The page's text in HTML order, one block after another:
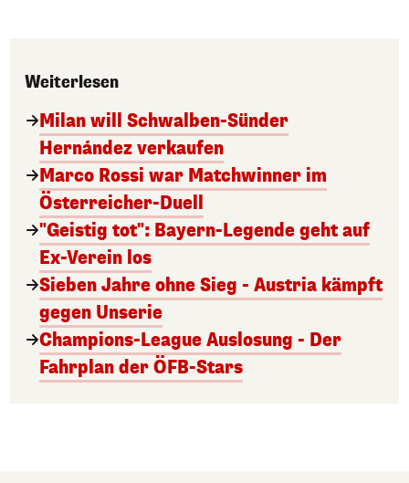
Weiterlesen
Milan will Schwalben-Sünder
Hernández verkaufen
Marco Rossi war Matchwinner im
Österreicher-Duell
"Geistig tot": Bayern-Legende geht auf
Ex-Verein los
Sieben Jahre ohne Sieg - Austria kämpft
gegen Unserie
Champions-League Auslosung - Der
Fahrplan der ÖFB-Stars